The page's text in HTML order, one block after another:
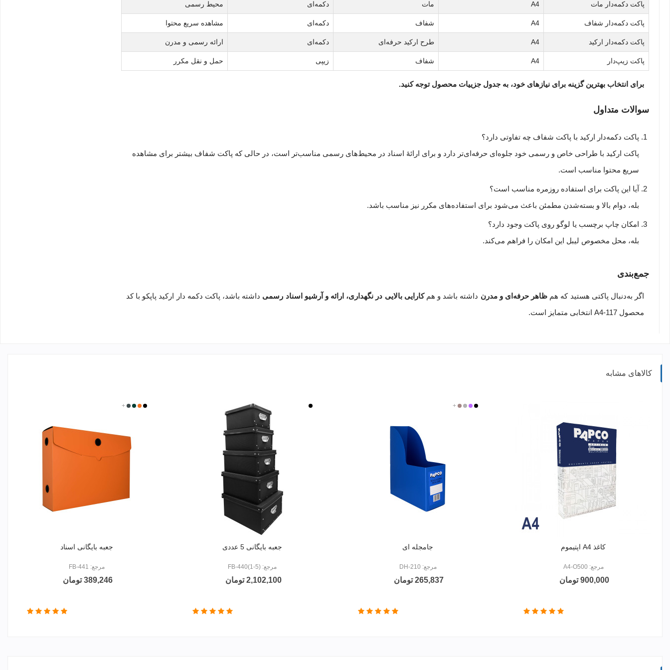
پاکت دکمه‌دار مات A4 مات دکمه‌ای محیط رسمی
پاکت دکمه‌دار شفاف A4 شفاف دکمه‌ای مشاهده سریع محتوا
پاکت دکمه‌دار ارکید A4 طرح ارکید حرفه‌ای دکمه‌ای ارائه رسمی و مدرن
پاکت زیپ‌دار A4 شفاف زیپی حمل و نقل مکرر
برای انتخاب بهترین گزینه برای نیازهای خود، به جدول جزییات محصول توجه کنید.
سوالات متداول
پاکت دکمه‌دار ارکید با پاکت شفاف چه تفاوتی دارد؟
پاکت ارکید با طراحی خاص و رسمی خود جلوه‌ای حرفه‌ای‌تر دارد و برای ارائهٔ اسناد در محیط‌های رسمی مناسب‌تر است، در حالی که پاکت شفاف بیشتر برای مشاهده
سریع محتوا مناسب است.
آیا این پاکت برای استفاده روزمره مناسب است؟
بله، دوام بالا و بسته‌شدن مطمئن باعث می‌شود برای استفاده‌های مکرر نیز مناسب باشد.
امکان چاپ برچسب یا لوگو روی پاکت وجود دارد؟
بله، محل مخصوص لیبل این امکان را فراهم می‌کند.
جمع‌بندی
اگر به‌دنبال پاکتی هستید که هم ظاهر حرفه‌ای و مدرن داشته باشد و همکارایی بالایی در نگهداری، ارائه و آرشیو اسناد رسمی داشته باشد، پاکت دکمه‌ دار ارکید پاپکو با کد
محصول A4-117 انتخابی متمایز است.
کالاهای مشابه
کاغذ A4 اپتیموم
مرجع: A4-O500
900,000 تومان
مشکی
بنفش
نقرهگلبهی
+
جامجله ای
مرجع: DH-210
265,837 تومان
مشکی
جعبه بایگانی 5 عددی
مرجع: FB-440(1-5)
2,102,100 تومان
مشکی
زردیشمی
طوسی
+
جعبه بایگانی اسناد
مرجع: FB-441
389,246 تومان